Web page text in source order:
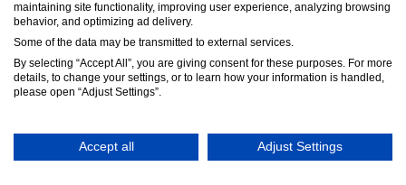
品質保証
認証規格/計量証明事業所
分析技術
受託分析
maintaining site functionality, improving user experience, analyzing browsing
behavior, and optimizing ad delivery.
Some of the data may be transmitted to external services.
By selecting “Accept All”, you are giving consent for these purposes. For more
details, to change your settings, or to learn how your information is handled,
please open “Adjust Settings”.
Accept all Adjust Settings